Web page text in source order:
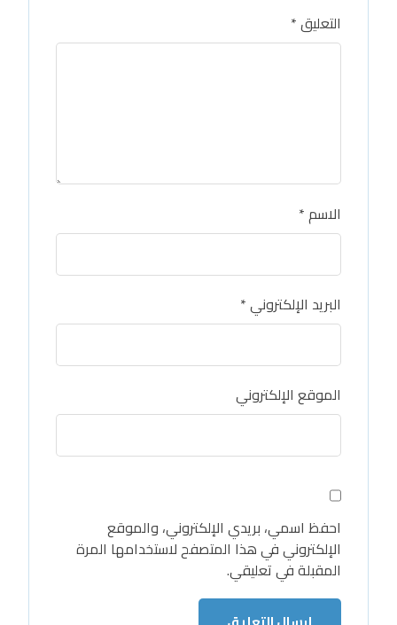
التعليق*
الاسم*
البريد الإلكتروني*
الموقع الإلكتروني
احفظ اسمي، بريدي الإلكتروني، والموقع
الإلكتروني في هذا المتصفح لاستخدامها المرة
المقبلة في تعليقي.